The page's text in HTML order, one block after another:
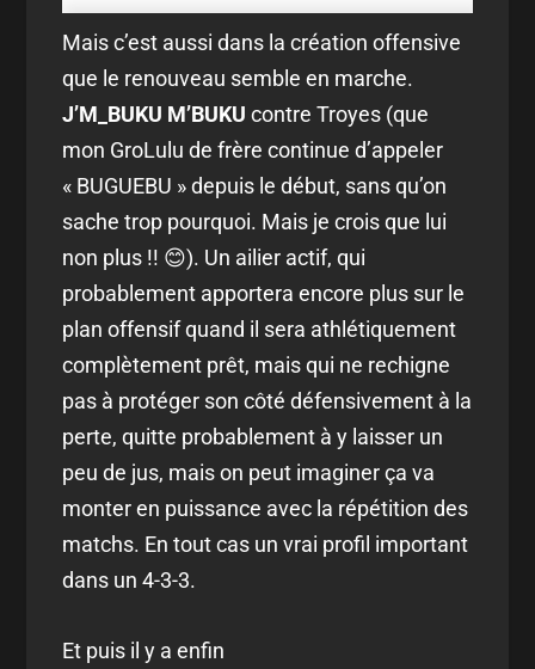
Mais c’est aussi dans la création offensive
que le renouveau semble en marche.
J’M_BUKU M’BUKU contre Troyes (que
mon GroLulu de frère continue d’appeler
« BUGUEBU » depuis le début, sans qu’on
sache trop pourquoi. Mais je crois que lui
non plus !! 😊). Un ailier actif, qui
probablement apportera encore plus sur le
plan offensif quand il sera athlétiquement
complètement prêt, mais qui ne rechigne
pas à protéger son côté défensivement à la
perte, quitte probablement à y laisser un
peu de jus, mais on peut imaginer ça va
monter en puissance avec la répétition des
matchs. En tout cas un vrai profil important
dans un 4-3-3.
Et puis il y a enfin